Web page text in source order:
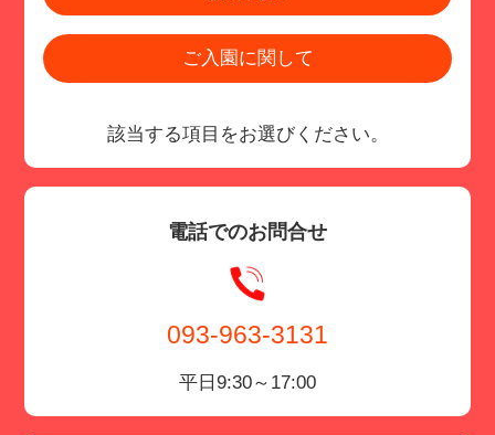
ご入園に関して
該当する項目をお選びください。
電話でのお問合せ
093-963-3131
平日9:30～17:00